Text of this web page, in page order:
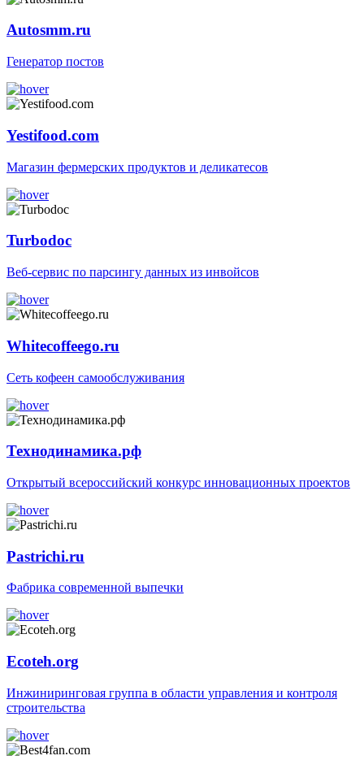
Autosmm.ru
Генератор постов
Yestifood.com
Магазин фермерских продуктов и деликатесов
Turbodoc
Веб-сервис по парсингу данных из инвойсов
Whitecoffeego.ru
Сеть кофеен самообслуживания
Технодинамика.рф
Открытый всероссийский конкурс инновационных проектов
Pastrichi.ru
Фабрика современной выпечки
Ecoteh.org
Инжиниринговая группа в области управления и контроля
строительства